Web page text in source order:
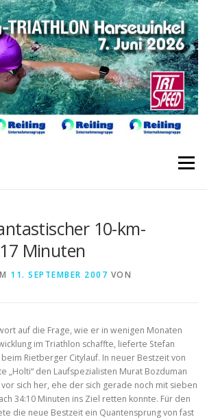
Menü
10-km-
Minuten
11. SEPTEMBER 2007 VON
auf die Frage, wie er in wenigen Monaten
im Triathlon schaffte, lieferte Stefan
Rietberger Citylauf. In neuer Bestzeit von
„Holti“ den Laufspezialisten Murat Bozduman
vor sich her, ehe der sich gerade noch mit sieben
34:10 Minuten ins Ziel retten konnte. Für den
die neue Bestzeit ein Quantensprung von fast